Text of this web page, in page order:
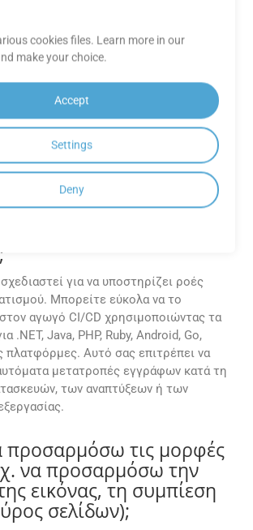
S3, το Azure Blob ή το
Cloud προσφέρει
επιτρέποντας την άμεση ανάκτηση
εξόδου χωρίς ενδιάμεσες
ενσωματώσω το
Cloud στη
CI/CD μου για
για να υποστηρίζει ροές
Μπορείτε εύκολα να το
αγωγό CI/CD χρησιμοποιώντας τα
.NET, Java, PHP, Ruby, Android, Go,
πλατφόρμες. Αυτό σας επιτρέπει να
μετατροπές εγγράφων κατά τη
των αναπτύξεων ή των
τις μορφές
να προσαρμόσω την
εικόνας, τη συμπίεση
σελίδων);
cookies files. Learn more in our
make your choice.
Accept
Settings
Deny